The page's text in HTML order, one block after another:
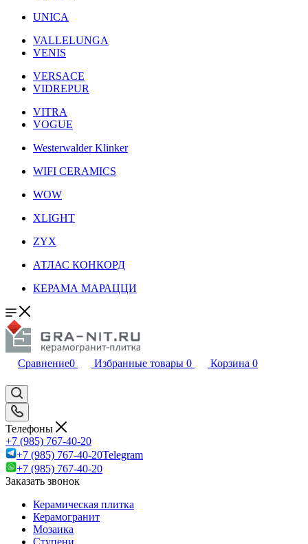
UNICA
VALLELUNGA
VENIS
VERSACE
VIDREPUR
VITRA
VOGUE
Westerwalder Klinker
WIFI CERAMICS
WOW
XLIGHT
ZYX
АТЛАС КОНКОРД
КЕРАМА МАРАЦЦИ
Сравнение0 Избранные товары 0 Корзина 0
Телефоны
+7 (985) 767-40-20
+7 (985) 767-40-20Telegram
+7 (985) 767-40-20
Заказать звонок
Керамическая плитка
Керамогранит
Мозаика
Ступени